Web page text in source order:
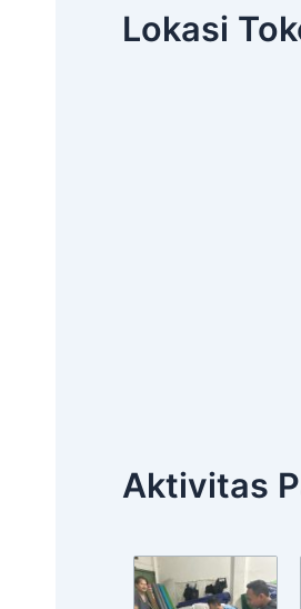
Lokasi
Aktivitas